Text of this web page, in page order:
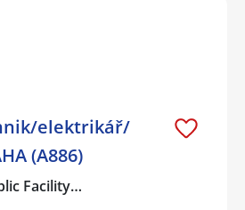
elektrikář/
(A886)
Facility…